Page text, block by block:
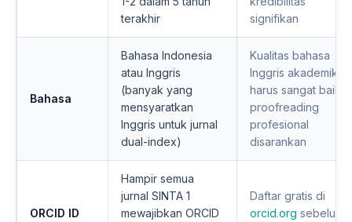
terakhir
signifikan
Bahasa
Bahasa Indonesia
atau Inggris
(banyak yang
mensyaratkan
Inggris untuk jurnal
dual-index)
Kualitas bahasa
Inggris akademik
harus sangat baik;
proofreading
profesional
disarankan
ORCID ID
Hampir semua
jurnal SINTA 1
mewajibkan ORCID
Daftar gratis di
orcid.org sebelum